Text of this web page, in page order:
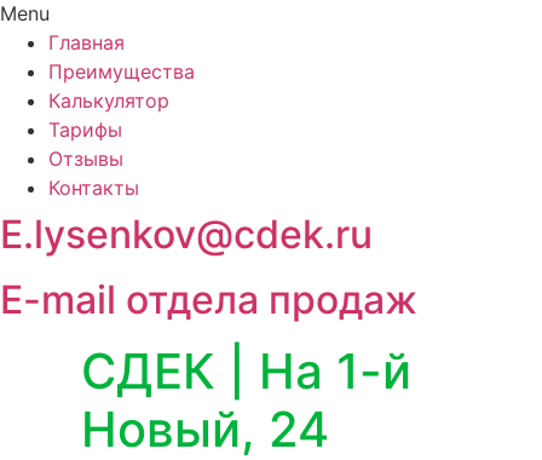
Menu
Главная
Преимущества
Калькулятор
Тарифы
Отзывы
Контакты
E.lysenkov@cdek.ru
E-mail отдела продаж
СДЕК | На 1-й
Новый, 24